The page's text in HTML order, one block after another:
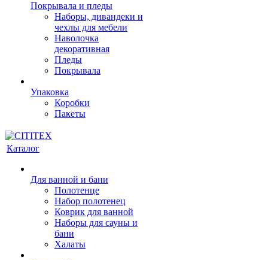
Покрывала и пледы
Наборы, дивандеки и
чехлы для мебели
Наволочка
декоративная
Пледы
Покрывала
Упаковка
Коробки
Пакеты
Каталог
Для ванной и бани
Полотенце
Набор полотенец
Коврик для ванной
Наборы для сауны и
бани
Халаты